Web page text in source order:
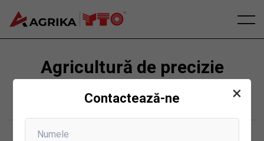
×
Contactează-ne
Agricultură de precizie
Principală Agricultură de precizie